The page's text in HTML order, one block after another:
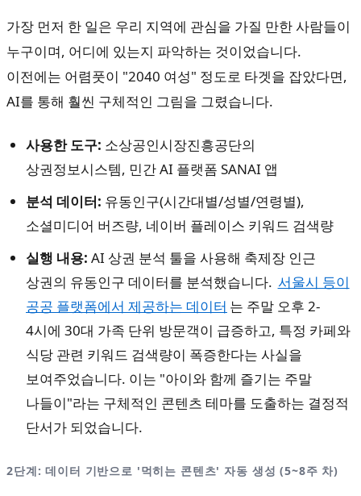
가장 먼저 한 일은 우리 지역에 관심을 가질 만한 사람들이
누구이며, 어디에 있는지 파악하는 것이었습니다.
이전에는 어렴풋이 "2040 여성" 정도로 타겟을 잡았다면,
AI를 통해 훨씬 구체적인 그림을 그렸습니다.
사용한 도구: 소상공인시장진흥공단의
상권정보시스템, 민간 AI 플랫폼 SANAI 앱
분석 데이터: 유동인구(시간대별/성별/연령별),
소셜미디어 버즈량, 네이버 플레이스 키워드 검색량
실행 내용: AI 상권 분석 툴을 사용해 축제장 인근
상권의 유동인구 데이터를 분석했습니다. 서울시 등이
공공 플랫폼에서 제공하는 데이터 는 주말 오후 2-
4시에 30대 가족 단위 방문객이 급증하고, 특정 카페와
식당 관련 키워드 검색량이 폭증한다는 사실을
보여주었습니다. 이는 "아이와 함께 즐기는 주말
나들이"라는 구체적인 콘텐츠 테마를 도출하는 결정적
단서가 되었습니다.
2단계: 데이터 기반으로 '먹히는 콘텐츠' 자동 생성 (5~8주 차)